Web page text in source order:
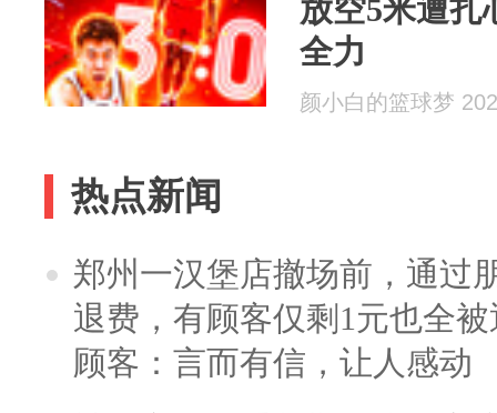
放空5米遭扎
全力
颜小白的篮球梦
热点新闻
郑州一汉堡店撤场前，通过
退费，有顾客仅剩1元也全
顾客：言而有信，让人感动